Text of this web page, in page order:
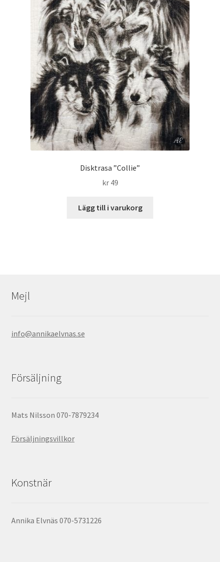
Disktrasa ”Collie”
kr49
Lägg till i varukorg
Mejl
info@annikaelvnas.se
Försäljning
Mats Nilsson 070-7879234
Försäljningsvillkor
Konstnär
Annika Elvnäs 070-5731226